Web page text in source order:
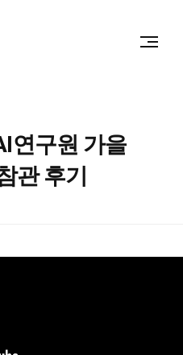
연구원 가을
관 후기